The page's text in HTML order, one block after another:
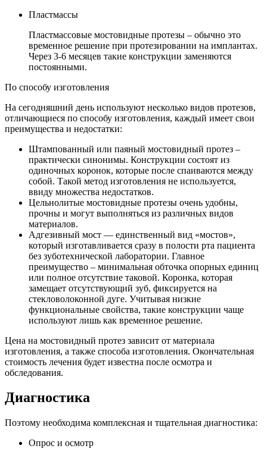
Пластмассы
Пластмассовые мостовидные протезы – обычно это
временное решение при протезировании на имплантах.
Через 3-6 месяцев такие конструкции заменяются
постоянными.
По способу изготовления
На сегодняшний день используют несколько видов протезов,
отличающиеся по способу изготовления, каждый имеет свои
преимущества и недостатки:
Штампованный или паяный мостовидный протез –
практически синонимы. Конструкции состоят из
одиночных коронок, которые после спаиваются между
собой. Такой метод изготовления не используется,
ввиду множества недостатков.
Цельнолитые мостовидные протезы очень удобны,
прочны и могут выполняться из различных видов
материалов.
Адгезивный мост — единственный вид «мостов»,
который изготавливается сразу в полости рта пациента
без зуботехнической лаборатории. Главное
преимущество – минимальная обточка опорных единиц
или полное отсутствие таковой. Коронка, которая
замещает отсутствующий зуб, фиксируется на
стекловолоконной дуге. Учитывая низкие
функциональные свойства, такие конструкции чаще
используют лишь как временное решение.
Цена на мостовидный протез зависит от материала
изготовления, а также способа изготовления. Окончательная
стоимость лечения будет известна после осмотра и
обследования.
Диагностика
Поэтому необходима комплексная и тщательная диагностика:
Опрос и осмотр